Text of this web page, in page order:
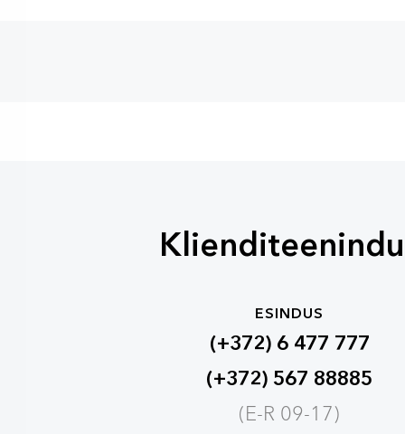
ESINDUS
(+372) 6 477 777
(+372) 567 88885
(E-R 09-17)